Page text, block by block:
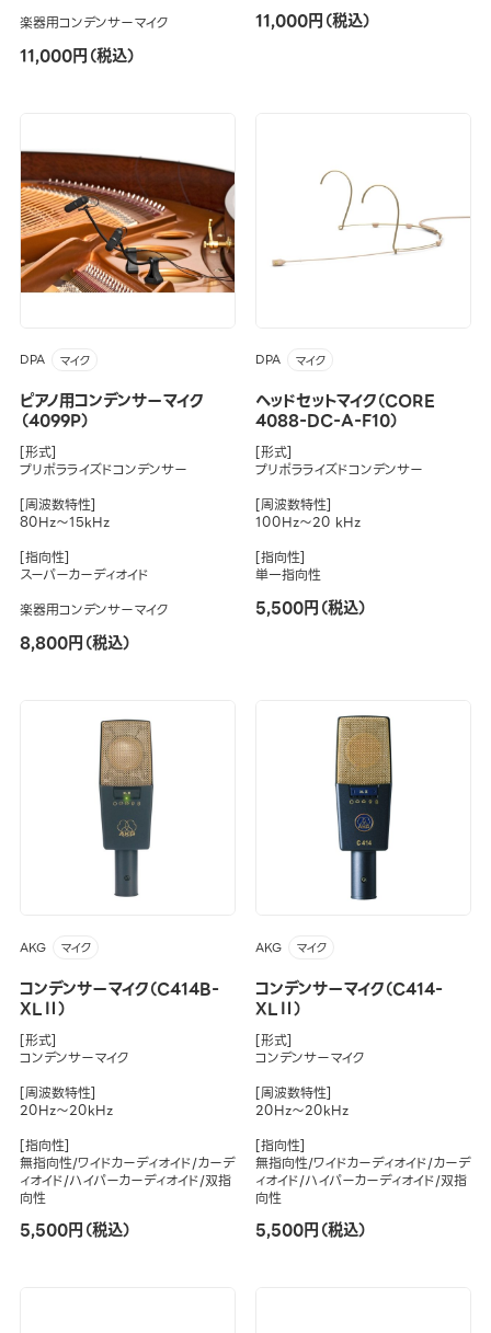
楽器用コンデンサーマイク
11,000円（税込）
11,000円（税込）
DPA マイク
ピアノ用コンデンサーマイク
（4099P）
[形式]
プリポラライズドコンデンサー
[周波数特性]
80Hz～15kHz
[指向性]
スーパーカーディオイド
楽器用コンデンサーマイク
8,800円（税込）
DPA マイク
ヘッドセットマイク（CORE
4088-DC-A-F10）
[形式]
プリポラライズドコンデンサー
[周波数特性]
100Hz～20 kHz
[指向性]
単一指向性
5,500円（税込）
AKG マイク
コンデンサーマイク（C414B-
XLⅡ）
[形式]
コンデンサーマイク
[周波数特性]
20Hz～20kHz
[指向性]
無指向性/ワイドカーディオイド/カーデ
ィオイド/ハイパーカーディオイド/双指
向性
5,500円（税込）
AKG マイク
コンデンサーマイク（C414-
XLⅡ）
[形式]
コンデンサーマイク
[周波数特性]
20Hz～20kHz
[指向性]
無指向性/ワイドカーディオイド/カーデ
ィオイド/ハイパーカーディオイド/双指
向性
5,500円（税込）